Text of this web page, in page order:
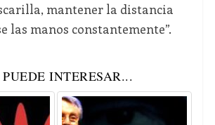
mantener la distancia
las manos constantemente”.
INTERESAR...